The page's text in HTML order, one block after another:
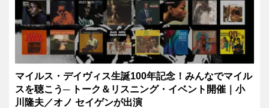
マイルス・デイヴィス生誕100年記念！みんなでマイル
スを聴こう─ トーク＆リスニング・イベント開催｜小
川隆夫／オノ セイゲンが出演